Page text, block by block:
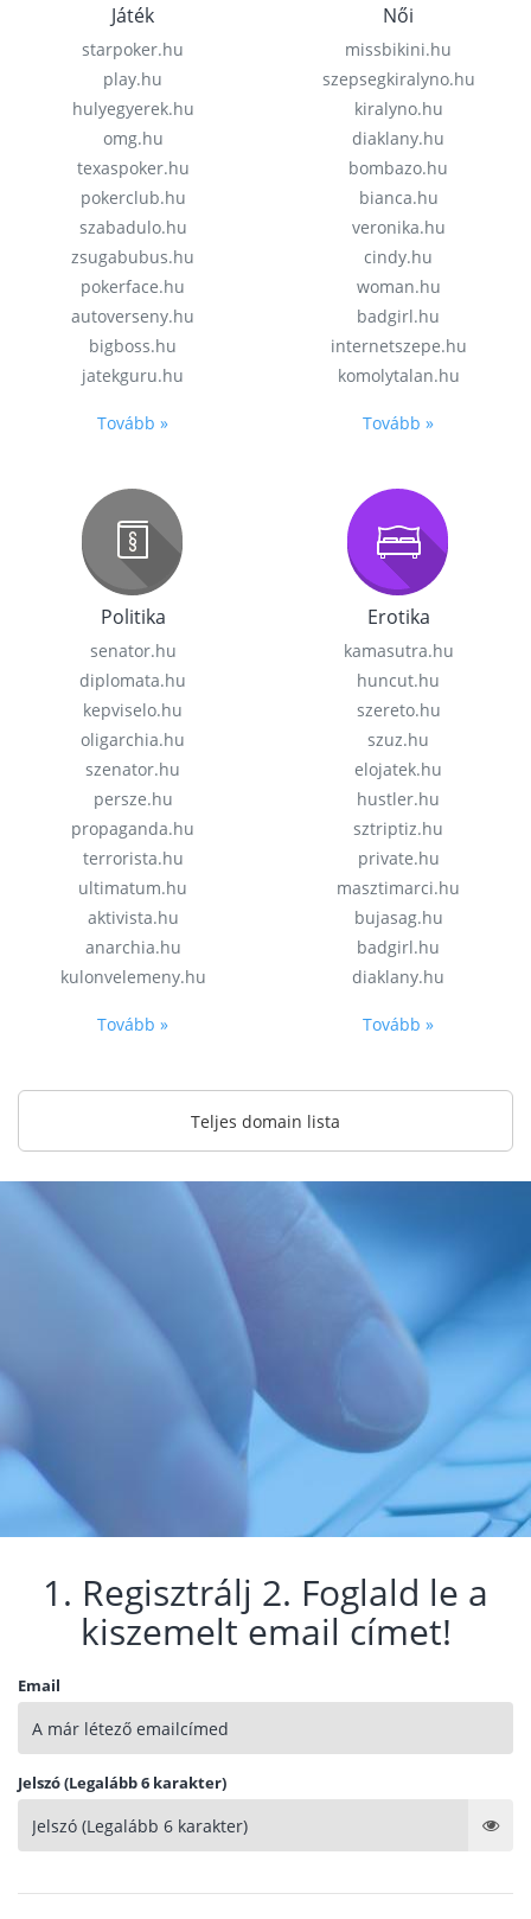
Játék
starpoker.hu
play.hu
hulyegyerek.hu
omg.hu
texaspoker.hu
pokerclub.hu
szabadulo.hu
zsugabubus.hu
pokerface.hu
autoverseny.hu
bigboss.hu
jatekguru.hu
Tovább »
Női
missbikini.hu
szepsegkiralyno.hu
kiralyno.hu
diaklany.hu
bombazo.hu
bianca.hu
veronika.hu
cindy.hu
woman.hu
badgirl.hu
internetszepe.hu
komolytalan.hu
Tovább »
Politika
senator.hu
diplomata.hu
kepviselo.hu
oligarchia.hu
szenator.hu
persze.hu
propaganda.hu
terrorista.hu
ultimatum.hu
aktivista.hu
anarchia.hu
kulonvelemeny.hu
Tovább »
Erotika
kamasutra.hu
huncut.hu
szereto.hu
szuz.hu
elojatek.hu
hustler.hu
sztriptiz.hu
private.hu
masztimarci.hu
bujasag.hu
badgirl.hu
diaklany.hu
Tovább »
Teljes domain lista
1. Regisztrálj 2. Foglald le a
kiszemelt email címet!
Email
Jelszó (Legalább 6 karakter)